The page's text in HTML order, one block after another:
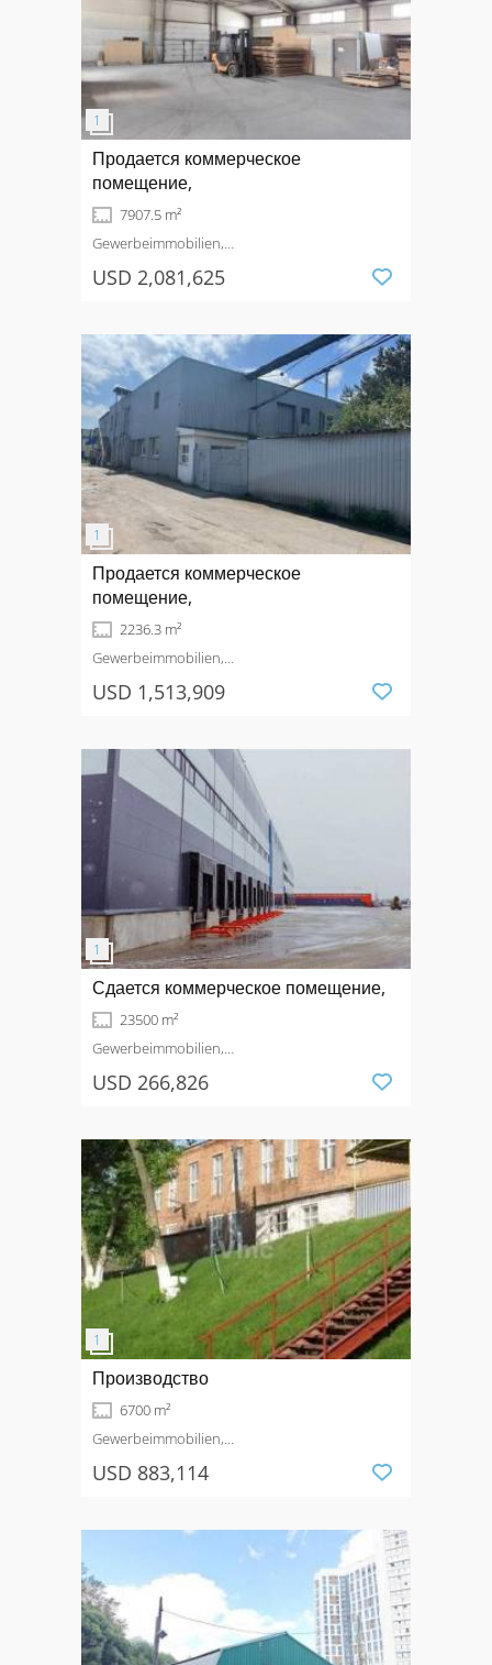
Продается коммерческое
помещение,
7907.5 m²
Gewerbeimmobilien,
USD 2,081,625
Продается коммерческое
помещение,
2236.3 m²
Gewerbeimmobilien,
USD 1,513,909
Сдается коммерческое помещение,
23500 m²
Gewerbeimmobilien,
USD 266,826
Производство
6700 m²
Gewerbeimmobilien,
USD 883,114